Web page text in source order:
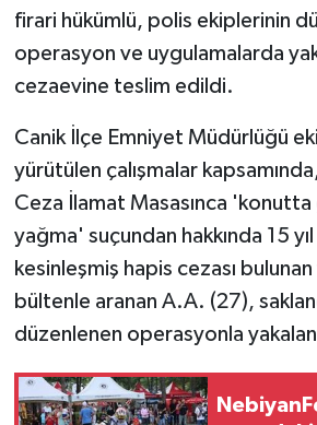
firari hükümlü, polis ekiplerinin
operasyon ve uygulamalarda
cezaevine teslim edildi.
Canik İlçe Emniyet Müdürlüğü
yürütülen çalışmalar
Ceza İlamat Masasınca
yağma' suçundan hakkında 15
kesinleşmiş hapis cezası bulunan
bültenle aranan A.A. (27),
düzenlenen operasyonla